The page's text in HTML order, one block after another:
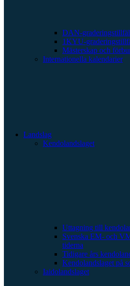
DAN-
1KYU-
Mästerskap och
Internationella kalendarier
Landslag
Kendolandslaget
Uttagning till
Svenska EM- och
tiderna
Tidigare års
Kendolandslaget på
Iaidolandslaget